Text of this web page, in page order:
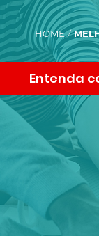
HOME/
Entenda